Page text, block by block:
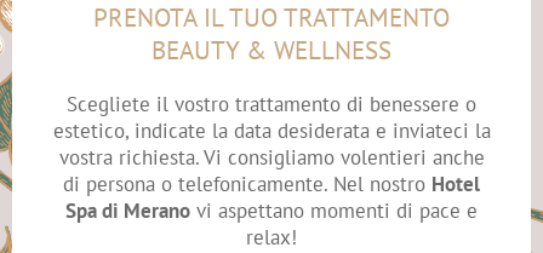
PRENOTA IL TUO TRATTAMENTO
BEAUTY & WELLNESS
Scegliete il vostro trattamento di benessere o
estetico, indicate la data desiderata e inviateci la
vostra richiesta. Vi consigliamo volentieri anche
di persona o telefonicamente. Nel nostro Hotel
Spa di Merano vi aspettano momenti di pace e
relax!